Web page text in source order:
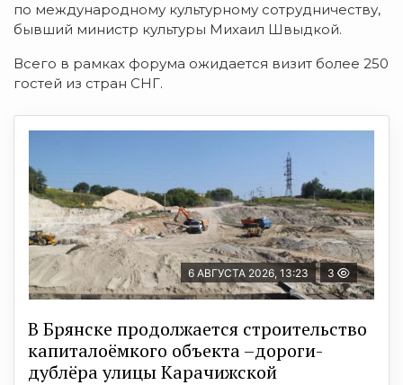
по международному культурному сотрудничеству,
бывший министр культуры Михаил Швыдкой.
Всего в рамках форума ожидается визит более 250
гостей из стран СНГ.
6 АВГУСТА 2026, 13:23 3
В Брянске продолжается строительство
капиталоёмкого объекта –дороги-
дублёра улицы Карачижской